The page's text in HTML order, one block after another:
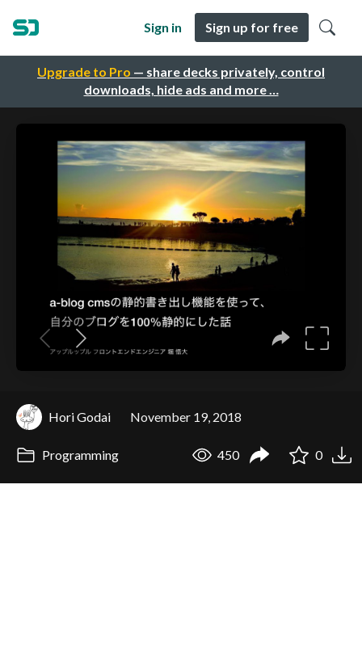
Upgrade to Pro — share decks privately, control
downloads, hide ads and more …
Sign in Sign up for free
Hori Godai November 19, 2018
Programming 450 0